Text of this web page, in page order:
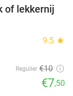
25%
of lekkernij
9.5 star
Regulier €10
€7,50